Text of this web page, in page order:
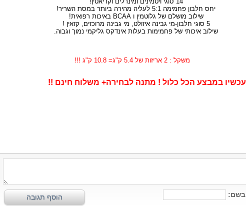
יחס חלבון פחמימה 5:1 לעליה מהירה ביותר במסת השריר
!
שילוב מושלם של גלוטמין ו BCAA באיכות רפואית!
5
סוגי חלבון-מי גבינה איזולט, מי גבינה מרוכזים, קזאין !
שילוב איכותי של פחמימות בעלות אינדקס גליקמי נמוך וגבוה.
משקל : 2 אריזות של 5.4 ק"ג= 10.8 ק"ג !!!
עכשיו במבצע הכל כלול ! מתנה לבחירה+ משלוח חינם !!